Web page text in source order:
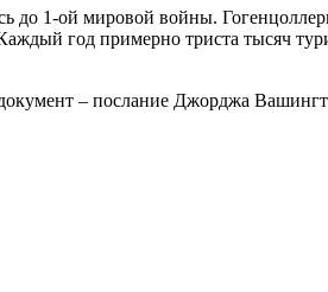
до 1-ой мировой войны.
год примерно триста тысяч
документ – послание Джорджа